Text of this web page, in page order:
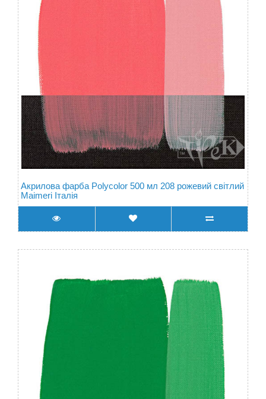
Акрилова фарба Polycolor 500 мл 208 рожевий світлий
Maimeri Італія